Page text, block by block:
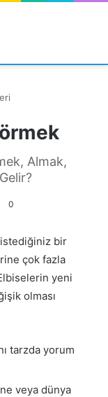
Almak,
0
bir
çok fazla
yeni
olması
tarzda yorum
veya dünya